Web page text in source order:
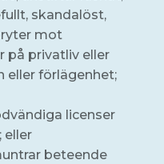
skandalöst,
mot
på privatliv eller
eller förlägenhet;
licenser
eller
beteende